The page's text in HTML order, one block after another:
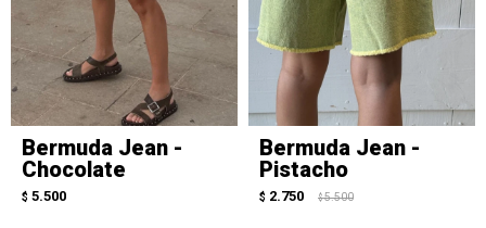
Bermuda Jean -
Chocolate
$ 5.500
Bermuda Jean -
Pistacho
$ 2.750 $ 5.500